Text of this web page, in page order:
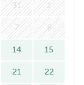
31 1
7 8
14 15
21 22